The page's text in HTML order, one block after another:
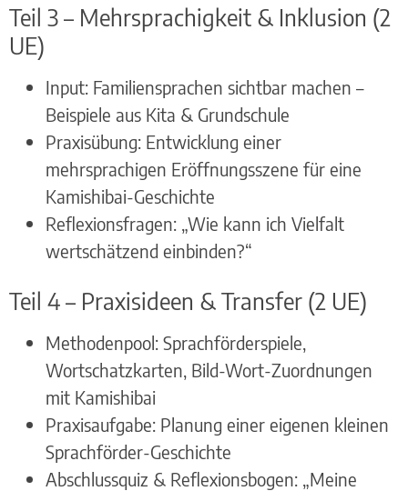
Teil 3 – Mehrsprachigkeit & Inklusion (2
UE)
Input: Familiensprachen sichtbar machen –
Beispiele aus Kita & Grundschule
Praxisübung: Entwicklung einer
mehrsprachigen Eröffnungsszene für eine
Kamishibai-Geschichte
Reflexionsfragen: „Wie kann ich Vielfalt
wertschätzend einbinden?“
Teil 4 – Praxisideen & Transfer (2 UE)
Methodenpool: Sprachförderspiele,
Wortschatzkarten, Bild-Wort-Zuordnungen
mit Kamishibai
Praxisaufgabe: Planung einer eigenen kleinen
Sprachförder-Geschichte
Abschlussquiz & Reflexionsbogen: „Meine